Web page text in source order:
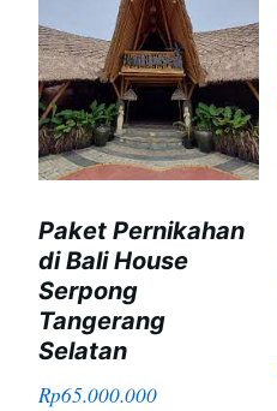
Paket Pernikahan
di Bali House
Serpong
Tangerang
Selatan
Rp65.000.000